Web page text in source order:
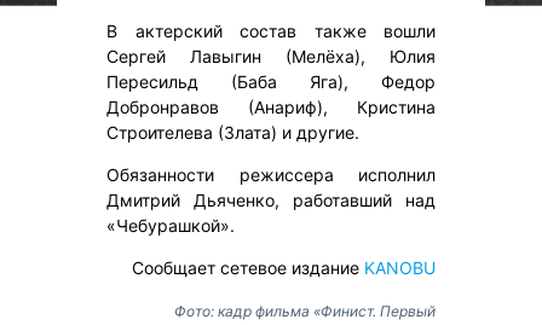
В актерский состав также вошли
Сергей Лавыгин (Мелёха), Юлия
Пересильд (Баба Яга), Федор
Добронравов (Анариф), Кристина
Строителева (Злата) и другие.
Обязанности режиссера исполнил
Дмитрий Дьяченко, работавший над
«Чебурашкой».
Сообщает сетевое издание KANOBU
Фото: кадр фильма «Финист. Первый